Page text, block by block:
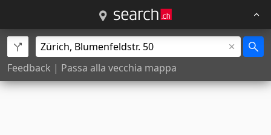
Feedback | Passa alla vecchia mappa